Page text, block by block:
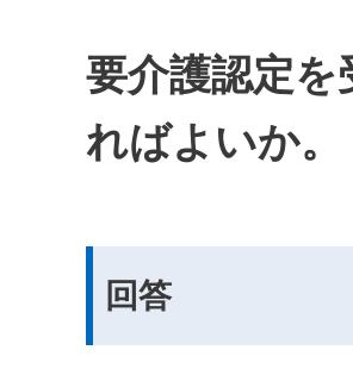
要介護認定
ればよいか。
回答